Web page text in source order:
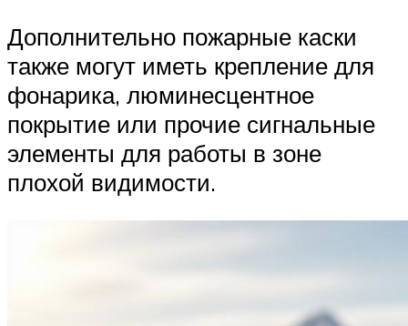
Дополнительно пожарные каски
также могут иметь крепление для
фонарика, люминесцентное
покрытие или прочие сигнальные
элементы для работы в зоне
плохой видимости.